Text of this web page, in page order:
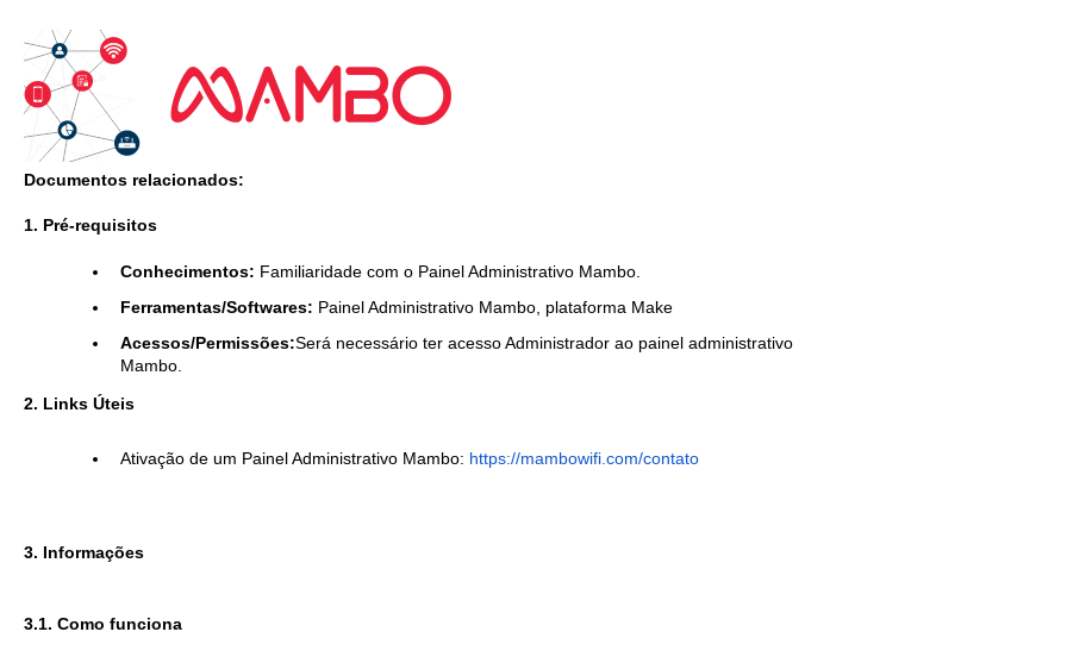
Documentos relacionados:
1. Pré-requisitos
Conhecimentos: Familiaridade com o Painel Administrativo Mambo.
Ferramentas/Softwares: Painel Administrativo Mambo, plataforma Make
Acessos/Permissões:Será necessário ter acesso Administrador ao painel administrativo
Mambo.
2. Links Úteis
Ativação de um Painel Administrativo Mambo: https://mambowifi.com/contato
3. Informações
3.1. Como funciona